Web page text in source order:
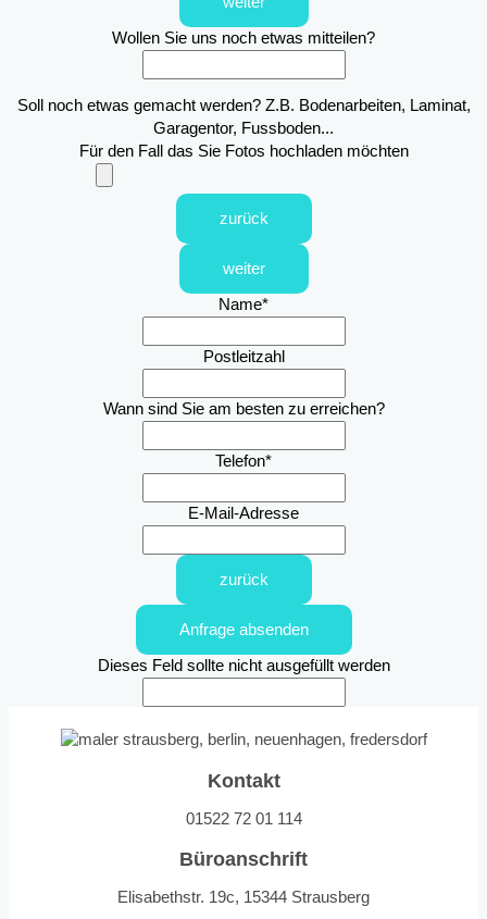
Wollen Sie uns noch etwas mitteilen?
Soll noch etwas gemacht werden? Z.B. Bodenarbeiten, Laminat,
Garagentor, Fussboden...
Für den Fall das Sie Fotos hochladen möchten
zurück
weiter
Name*
Postleitzahl
Wann sind Sie am besten zu erreichen?
Telefon*
E-Mail-Adresse
zurück
Anfrage absenden
Dieses Feld sollte nicht ausgefüllt werden
Kontakt
01522 72 01 114
Büroanschrift
Elisabethstr. 19c, 15344 Strausberg